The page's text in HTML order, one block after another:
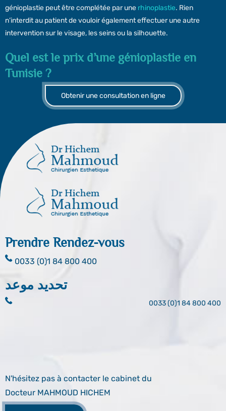
génioplastie peut être complétée par une rhinoplastie. Rien
n’interdit au patient de vouloir également effectuer une autre
intervention sur le visage, les seins ou la silhouette.
Quel est le prix d’une génioplastie en
Tunisie ?
Obtenir une consultation en ligne
Prendre Rendez-vous
0033 (0)1 84 800 400
تحديد موعد
0033 (0)1 84 800 400
N'hésitez pas à contacter le cabinet du
Docteur MAHMOUD HICHEM